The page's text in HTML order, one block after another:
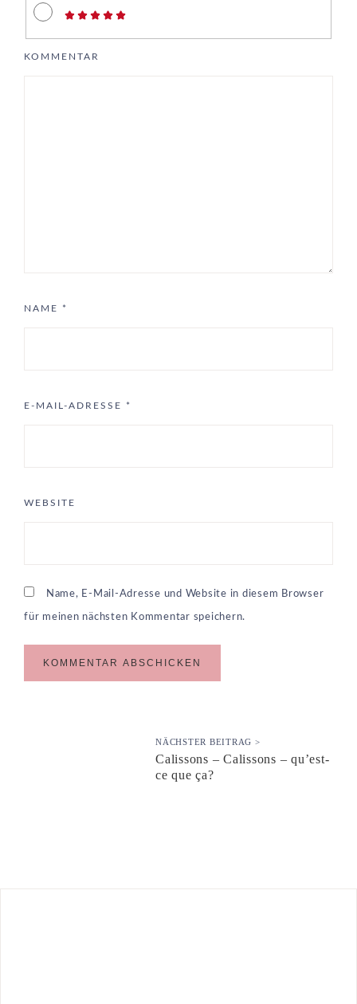
KOMMENTAR
NAME *
E-MAIL-ADRESSE *
WEBSITE
Name, E-Mail-Adresse und Website in diesem Browser
für meinen nächsten Kommentar speichern.
NÄCHSTER BEITRAG >
Calissons – Calissons – qu’est-
ce que ça?